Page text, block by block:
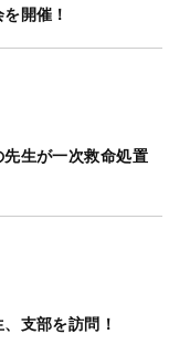
開催！
生が一次救命処置
支部を訪問！